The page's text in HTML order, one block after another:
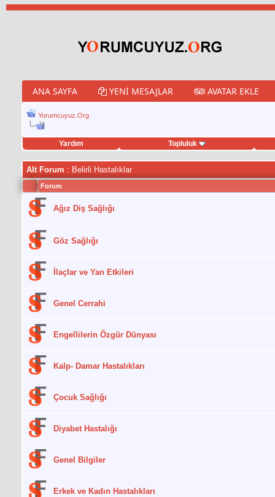
ANA SAYFA YENI MESAJLAR AVATAR EKLE
Yorumcuyuz.Org
Yardım Topluluk
hilesi
Alt Forum : Belirli Hastalıklar
Forum
Ağız Diş Sağlığı
Göz Sağlığı
İlaçlar ve Yan Etkileri
Genel Cerrahi
Engellilerin Özgür Dünyası
Kalp- Damar Hastalıkları
Çocuk Sağlığı
Diyabet Hastalığı
Genel Bilgiler
Erkek ve Kadın Hastalıkları